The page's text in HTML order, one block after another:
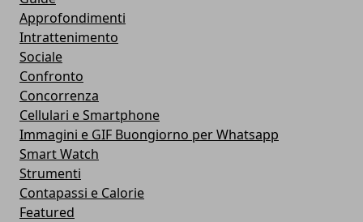
Approfondimenti
Intrattenimento
Sociale
Confronto
Concorrenza
Cellulari e Smartphone
Immagini e GIF Buongiorno per Whatsapp
Smart Watch
Strumenti
Contapassi e Calorie
Featured